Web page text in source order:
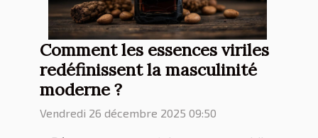
Comment les essences viriles
redéfinissent la masculinité
moderne ?
Vendredi 26 décembre 2025 09:50